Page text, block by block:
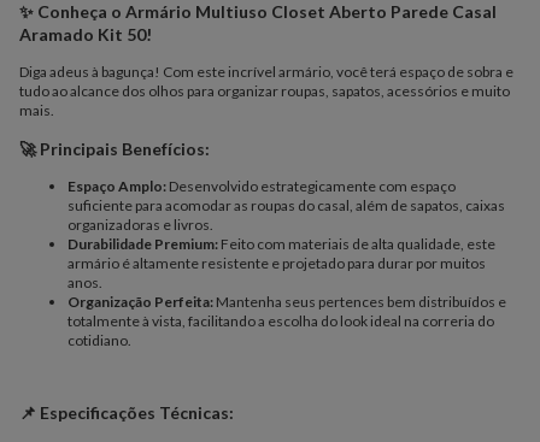
✨ Conheça o Armário Multiuso Closet Aberto Parede Casal
Aramado Kit 50!
Diga adeus à bagunça! Com este incrível armário, você terá espaço de sobra e
tudo ao alcance dos olhos para organizar roupas, sapatos, acessórios e muito
mais.
🚀 Principais Benefícios:
Espaço Amplo: Desenvolvido estrategicamente com espaço
suficiente para acomodar as roupas do casal, além de sapatos, caixas
organizadoras e livros.
Durabilidade Premium: Feito com materiais de alta qualidade, este
armário é altamente resistente e projetado para durar por muitos
anos.
Organização Perfeita: Mantenha seus pertences bem distribuídos e
totalmente à vista, facilitando a escolha do look ideal na correria do
cotidiano.
📌 Especificações Técnicas: